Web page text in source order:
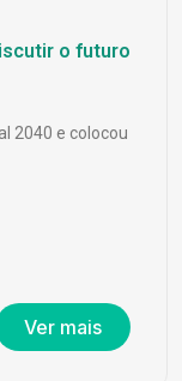
o futuro
2040 e colocou
Ver mais